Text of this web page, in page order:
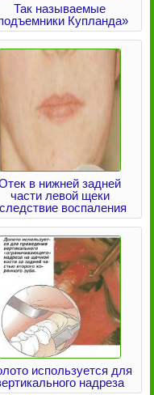
Так называемые
Купланда»
в нижней задней
части левой щеки
воспаления
используется для
надреза